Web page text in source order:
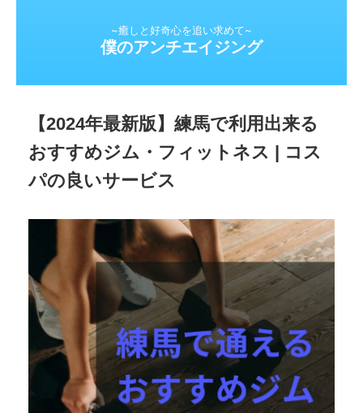
~癒しと好奇心を追い求めて~
僕のアンチエイジング
【2024年最新版】練馬で利用出来る
おすすめジム・フィットネス | コス
パの良いサービス